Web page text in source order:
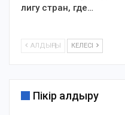
лигу стран, где…
АЛДЫҢҒЫ КЕЛЕСІ
Пікір қалдыру